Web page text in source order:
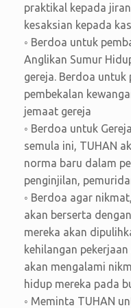
praktikal kepada
kesaksian kepada
◦ Berdoa untuk
Anglikan Sumur
gereja. Berdoa untuk
pembekalan
jemaat gereja
◦ Berdoa untuk
semula ini, TUHAN
norma baru dalam
penginjilan,
◦ Berdoa agar
akan berserta
mereka akan
kehilangan
akan mengalami
hidup mereka pada
◦ Meminta TUHAN